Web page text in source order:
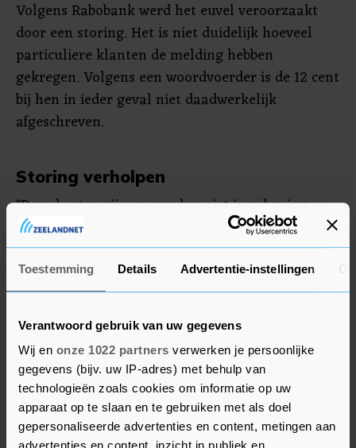
Toestemming Details Advertentie-instellingen
Verantwoord gebruik van uw gegevens
Wij en onze 1022 partners verwerken je persoonlijke
gegevens (bijv. uw IP-adres) met behulp van
technologieën zoals cookies om informatie op uw
apparaat op te slaan en te gebruiken met als doel
gepersonaliseerde advertenties en content, metingen aan
Volgens Rabobank werd het euvel veroorzaakt
door een storing. Het is niet duidelijk hoeveel
particuliere klanten de melding hebben
gekregen. Volgens een woordvoerder is de 12 cent
bij hen in ieder geval niet daadwerkelijk
afgeschreven.
Storing verholpen
"Deze kosten zijn en worden niet in rekening
gebracht bij particuliere Rabobank-klanten",
verduidelijkte hij. "De storing is inmiddels
verholpen", voegde hij er ook nog aan toe.
als klant wel kosten bij het overboeken, tussen de
12 en 15 cent per transactie.